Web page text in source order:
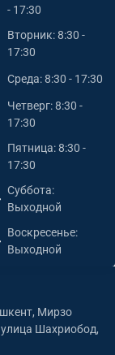
Мирзо
Шахриобод,
- 17:30
Вторник: 8:30 -
17:30
Среда: 8:30 - 17:30
Четверг: 8:30 -
17:30
Пятница: 8:30 -
17:30
Суббота:
Выходной
Воскресенье:
Выходной